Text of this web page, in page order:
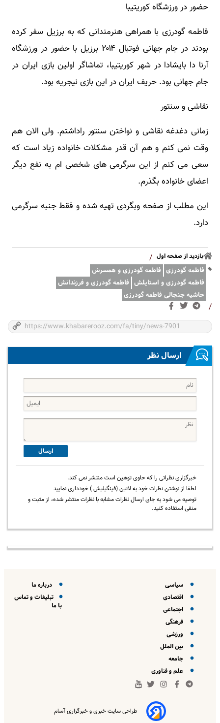
حضور در ورزشگاه کوریتیبا
فاطمه گودرزی با همراهی هنرمندانی که به برزیل سفر کرده
بودند در جام جهانی فوتبال ۲۰۱۴ برزیل با حضور در ورزشگاه
آرنا دا بایشادا در شهر کوریتیبا، تماشاگر اولین بازی ایران در
جام جهانی بود. حریف ایران در این بازی نیجریه بود.
نقاشی و سنتور
زمانی دغدغه نقاشی و نواختن سنتور راداشتم. ولی الان هم
وقت نمی کنم و هم آن قدر مشکلات خانواده زیاد است که
سعی می کنم از این سرگرمی های شخصی ام به نفع دیگر
اعضای خانواده بگذرم.
این مطلب از صفحه وبگردی تهیه شده و فقط جنبه سرگرمی
دارد.
بازدید از صفحه اول /
فاطمه گودرزی فاطمه گودرزی و همسرش
فاطمه گودرزی و استایلش فاطمه گودرزی و فرزندانش
حاشیه جنجالی فاطمه گودرزی
/
ارسال نظر
ارسال
خبرگزاری نظراتی را که حاوی توهین است منتشر نمی کند.
لطفا از نوشتن نظرات خود به لاتین (فینگیلیش ) خودداری نمایید
توصیه می شود به جای ارسال نظرات مشابه با نظرات منتشر شده، از مثبت و
منفی استفاده کنید.
سیاسی
اقتصادی
اجتماعی
فرهنگی
ورزشی
بین الملل
جامعه
علم و فناوری
درباره ما
تبلیغات و تماس
با ما
طراحی سایت خبری و خبرگزاری آسام